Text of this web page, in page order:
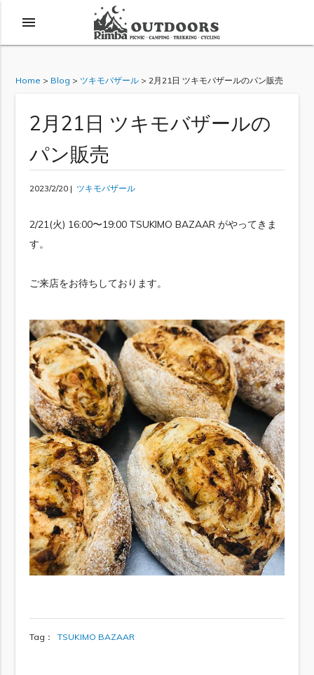
menu
Home > Blog > ツキモバザール> 2月21日 ツキモバザールのパン販売
2月21日 ツキモバザールの
パン販売
2023/2/20 | ツキモバザール
2/21(火) 16:00〜19:00 TSUKIMO BAZAAR がやってきま
す。
ご来店をお待ちしております。
Tag： TSUKIMO BAZAAR